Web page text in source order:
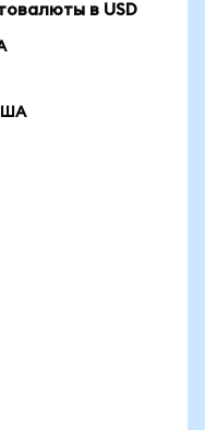
в USD